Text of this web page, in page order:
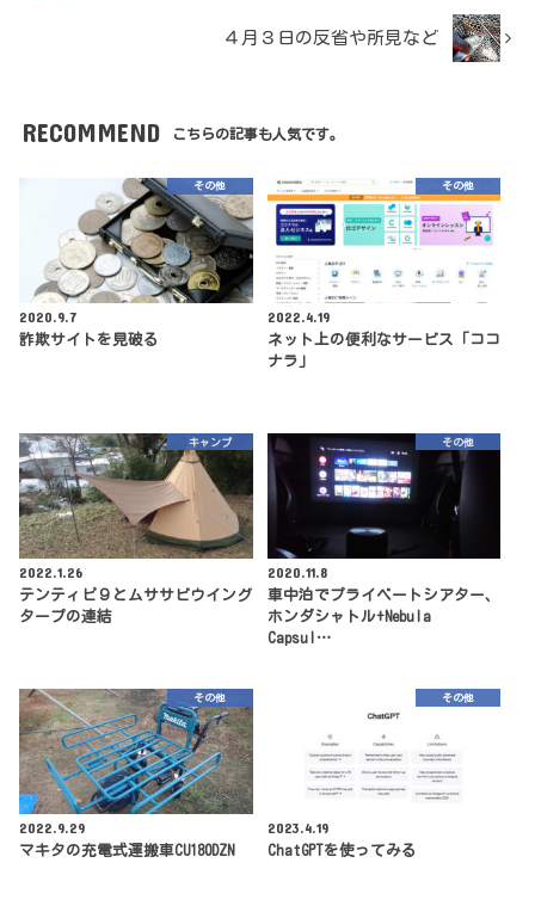
４月３日の反省や所見など
RECOMMEND こちらの記事も人気です。
その他
2020.9.7
詐欺サイトを見破る
その他
2022.4.19
ネット上の便利なサービス「ココ
ナラ」
キャンプ
2022.1.26
テンティピ９とムササビウイング
タープの連結
その他
2020.11.8
車中泊でプライベートシアター、
ホンダシャトル+Nebula
Capsul…
その他
2022.9.29
マキタの充電式運搬車CU180DZN
その他
2023.4.19
ChatGPTを使ってみる